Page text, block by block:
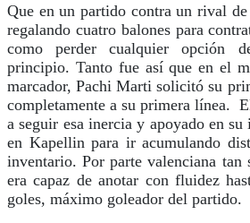
Que en un partido contra un rival de
regalando cuatro balones para
como perder cualquier opción
principio. Tanto fue así que en el
marcador, Pachi Marti solicitó su
completamente a su primera línea.
a seguir esa inercia y apoyado en
en Kapellin para ir acumulando
inventario. Por parte valenciana
era capaz de anotar con fluidez
goles, máximo goleador del partido.